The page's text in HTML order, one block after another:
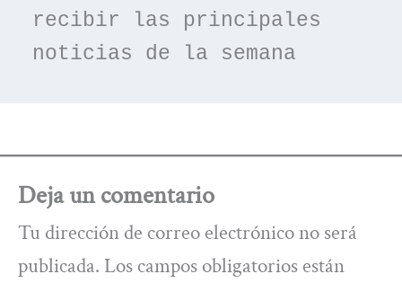
recibir las principales
noticias de la semana
Deja un comentario
Tu dirección de correo electrónico no será
publicada. Los campos obligatorios están